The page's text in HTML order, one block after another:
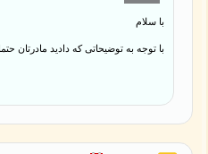
با سلام
با توجه به توضیحاتی که دادید مادرتان